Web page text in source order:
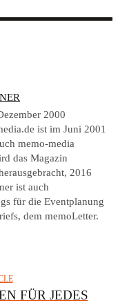
2000
ist im Juni 2001
memo-media
das Magazin
2016
ist auch
für die Eventplanung
dem memoLetter.
FÜR JEDES